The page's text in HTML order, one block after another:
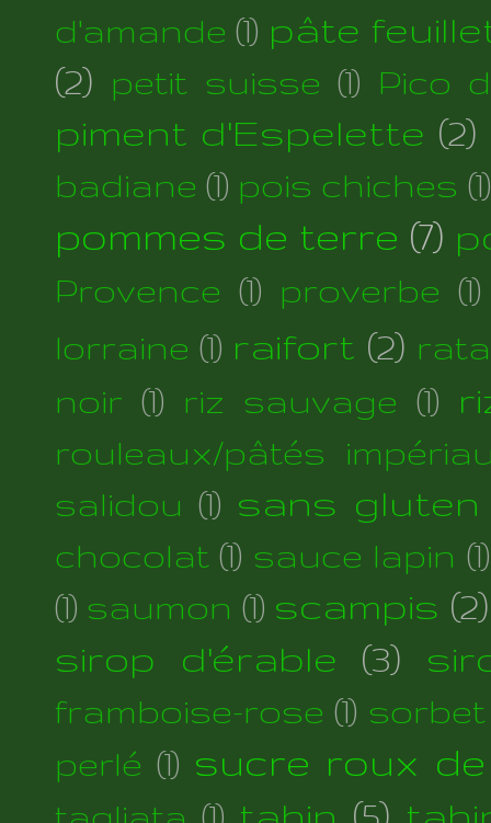
d'amande (1) pâte
(2) petit suisse (1) Pico
piment d'Espelette (2)
badiane (1) pois chiches (1)
pommes de terre (7)
Provence (1) proverbe (1)
lorraine (1) raifort (2)
noir (1) riz sauvage (1)
rouleaux/pâtés
salidou (1) sans gluten
chocolat (1) sauce lapin (1)
(1) saumon (1) scampis (2)
sirop d'érable
(3)
framboise-rose (1)
perlé (1) sucre roux